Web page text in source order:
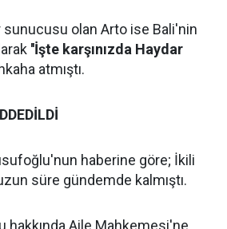
sunucusu olan Arto ise Bali'nin
''İşte karşınızda Haydar
atmıştı.
haberine göre; İkili
süre gündemde kalmıştı.
hakkında Aile Mahkemesi'ne